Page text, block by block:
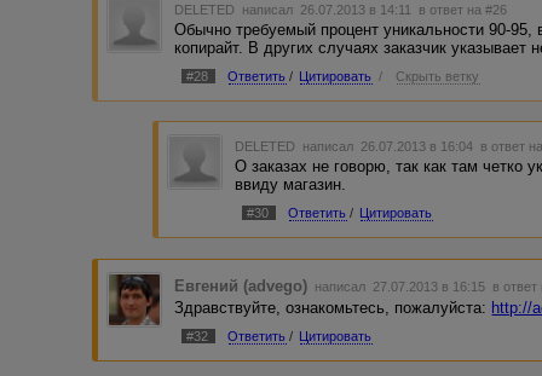
DELETED написал 26.07.2013 в 14:11 в ответ на #26
Обычно требуемый процент уникальности 90-95,
копирайт. В других случаях заказчик указывает
#28 Ответить / Цитировать / Скрыть ветку
DELETED написал 26.07.2013 в 16:04 в ответ
О заказах не говорю, так как там четко
ввиду магазин.
#30 Ответить / Цитировать
Евгений (advego) написал 27.07.2013 в 16:15 в ответ
Здравствуйте, ознакомьтесь, пожалуйста: http://
#32 Ответить / Цитировать